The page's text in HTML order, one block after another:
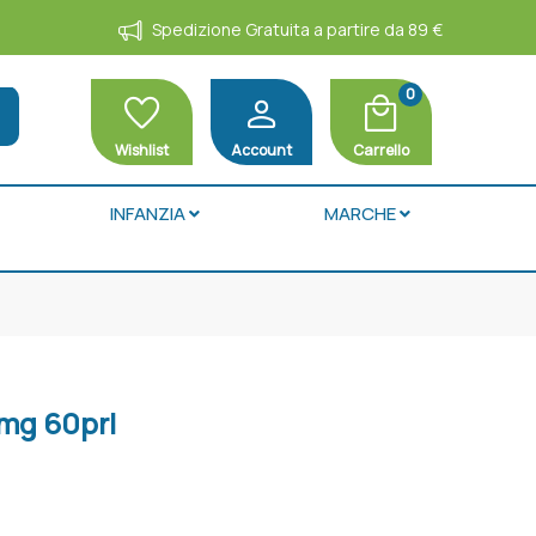
Spedizione Gratuita a partire da 89 €
favorite
Wishlist
person
Account
local_mall0
Carrello
INFANZIA MARCHE
60prl